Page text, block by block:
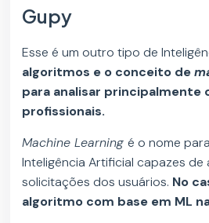
Gupy
Esse é um outro tipo de
algoritmos e o conceito de
para analisar principalmente
profissionais.
Machine Learningé o nome
Inteligência Artificial capazes
solicitações dos usuários. No
algoritmo com base em ML